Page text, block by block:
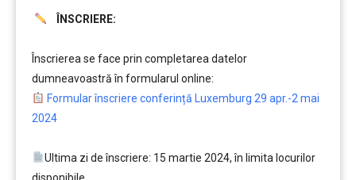
ÎNSCRIERE:
Înscrierea se face prin completarea datelor
dumneavoastră în formularul online:
Formular înscriere conferință Luxemburg 29 apr.-2 mai
2024
Ultima zi de înscriere: 15 martie 2024, în limita locurilor